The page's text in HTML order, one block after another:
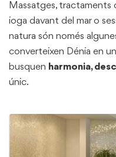
Massatges, tractaments
ioga davant del mar o
natura són només
converteixen Dénia en
busquen harmonia,
únic.